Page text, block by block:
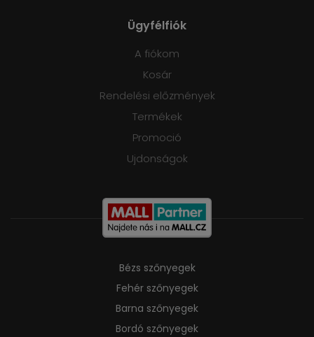
Ügyfélfiók
A fiókom
Kosár
Rendelési előzmények
Termékek
Promoció
Ujdonságok
Bézs szőnyegek
Fehér szőnyegek
Barna szőnyegek
Bordó szőnyegek